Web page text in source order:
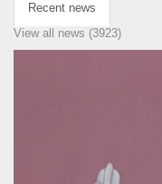
Recent news
View all news (3923)